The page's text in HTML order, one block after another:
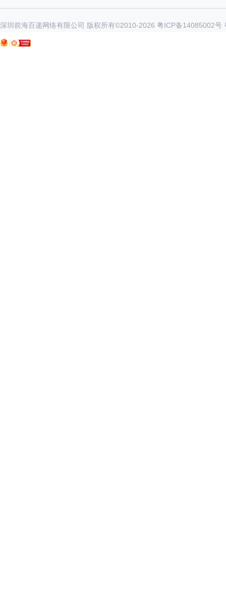
深圳前海百递网络有限公司 版权所有©2010-2026 粤ICP备14085002号